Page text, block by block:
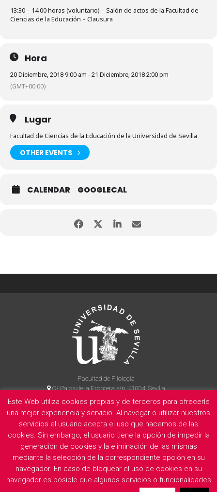
13:30 – 14:00 horas (voluntario) – Salón de actos de la Facultad de
Ciencias de la Educación – Clausura
Hora
20 Diciembre, 2018 9:00 am - 21 Diciembre, 2018 2:00 pm
(GMT+00:00)
Lugar
Facultad de Ciencias de la Educación de la Universidad de Sevilla
OTHER EVENTS
CALENDAR GOOGLECAL
Facultad de Filología
C/ Palos de la Frontera s/n, 41004, Sevilla
954 55 14 90
La Facultad Información legal Politica de privacidad Cookies
E
Este Web utiliza cookies propias y de terceros para ofrecerle
una mejor experiencia y servicio. Al navegar o utilizar nuestros
servicios el usuario acepta el uso que hacemos de las
cookies. Sin embargo, el usuario tiene la opción de impedir la
generación de cookies y la eliminación de las mismas
mediante la selección de la correspondiente opción en su
navegador. En caso de bloquear el uso de cookies en su
navegador es posible que algunos servicios o funcionalidades